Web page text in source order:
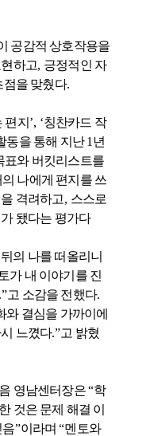
공감적 상호작용을
하고, 긍정적인 자
점을 맞췄다.
편지 ’, ‘칭찬카드 작
동을 통해 지난1 년
표와 버킷리스트를
나에게 편지를 쓰
격려하고, 스스로
됐다는 평가다
뒤의 나를 떠올리니
가 내 이야기를 진
고 소감을 전했다.
와 결심을 가까이에
느꼈다.”고 밝혔
영남센터장은“학
것은 문제 해결 이
음”이라며“멘토와